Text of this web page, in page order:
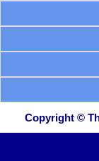
Copyright ©